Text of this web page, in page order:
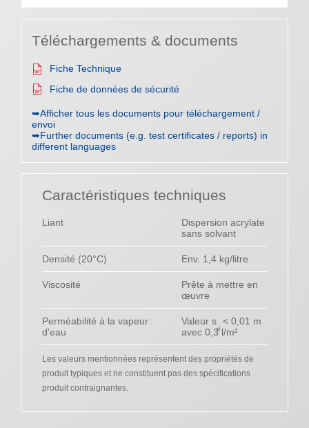
Téléchargements & documents
Fiche Technique
Fiche de données de sécurité
➥Afficher tous les documents pour téléchargement /
envoi
➥Further documents (e.g. test certificates / reports) in
different languages
Caractéristiques techniques
Liant
Dispersion acrylate
sans solvant
Densité (20°C) Env. 1,4 kg/litre
Viscosité
Prête à mettre en
œuvre
Perméabilité à la vapeur
d'eau
Valeur s
d
< 0,01 m
avec 0,3 l/m²
Les valeurs mentionnées représentent des propriétés de
produit typiques et ne constituent pas des spécifications
produit contraignantes.